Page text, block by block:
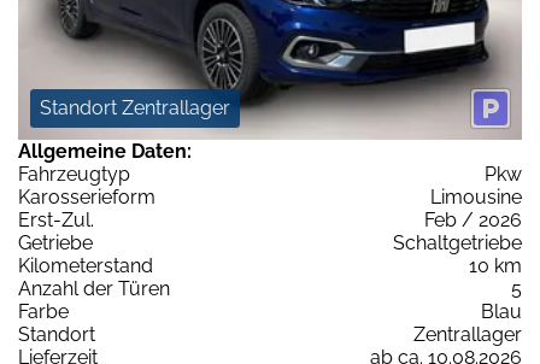
Standort Zentrallager
Allgemeine Daten:
Fahrzeugtyp
Pkw
Karosserieform
Limousine
Erst-Zul.
Feb / 2026
Getriebe
Schaltgetriebe
Kilometerstand
10 km
Anzahl der Türen
5
Farbe
Blau
Standort
Zentrallager
Lieferzeit
ab ca. 10.08.2026